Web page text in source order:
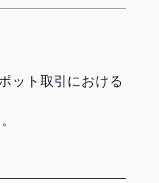
ット取引における